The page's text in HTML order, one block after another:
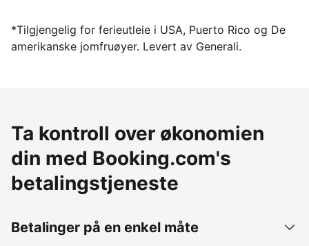
*Tilgjengelig for ferieutleie i USA, Puerto Rico og De
amerikanske jomfruøyer. Levert av Generali.
Ta kontroll over økonomien
din med Booking.com's
betalingstjeneste
Betalinger på en enkel måte